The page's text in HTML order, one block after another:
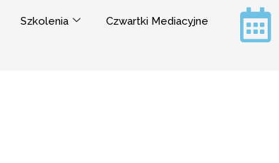
Szkolenia Czwartki Mediacyjne